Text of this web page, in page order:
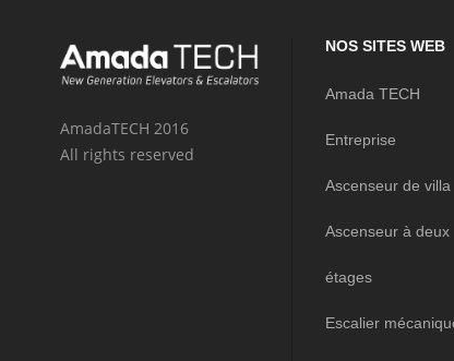
AmadaTECH 2016
All rights reserved
NOS SITES WEB
Amada TECH
Entreprise
Ascenseur de villa
Ascenseur à deux
étages
Escalier